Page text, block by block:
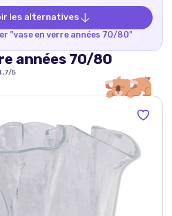
les alternatives
"vase en verre années 70/80"
années 70/80
5